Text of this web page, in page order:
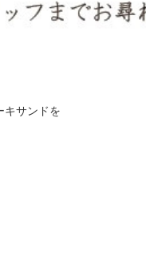
キサンドを